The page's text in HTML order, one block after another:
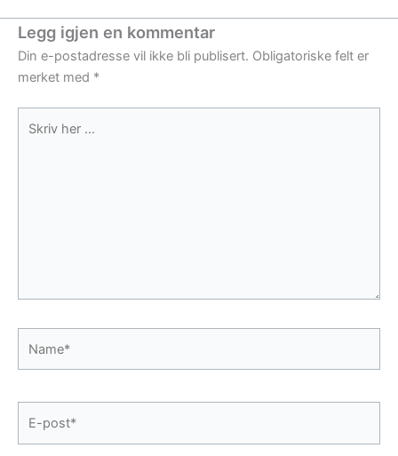
Legg igjen en kommentar
Din e-postadresse vil ikke bli publisert. Obligatoriske felt er
merket med *
her
post*